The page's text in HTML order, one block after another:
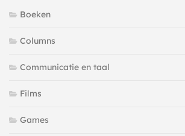
Boeken
Columns
Communicatie en taal
Films
Games